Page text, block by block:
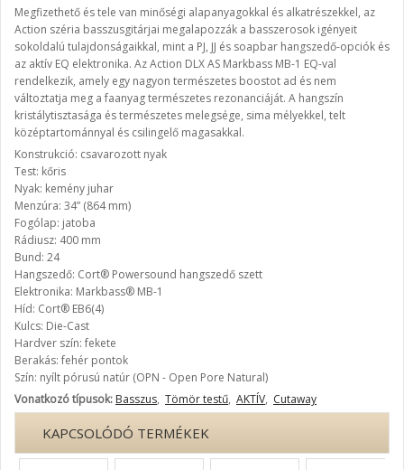
Megfizethető és tele van minőségi alapanyagokkal és alkatrészekkel, az
Action széria basszusgitárjai megalapozzák a basszerosok igényeit
sokoldalú tulajdonságaikkal, mint a PJ, JJ és soapbar hangszedő-opciók és
az aktív EQ elektronika. Az Action DLX AS Markbass MB-1 EQ-val
rendelkezik, amely egy nagyon természetes boostot ad és nem
változtatja meg a faanyag természetes rezonanciáját. A hangszín
kristálytisztasága és természetes melegsége, sima mélyekkel, telt
középtartománnyal és csilingelő magasakkal.
Konstrukció: csavarozott nyak
Test: kőris
Nyak: kemény juhar
Menzúra: 34” (864 mm)
Fogólap: jatoba
Rádiusz: 400 mm
Bund: 24
Hangszedő: Cort® Powersound hangszedő szett
Elektronika: Markbass® MB-1
Híd: Cort® EB6(4)
Kulcs: Die-Cast
Hardver szín: fekete
Berakás: fehér pontok
Szín: nyílt pórusú natúr (OPN - Open Pore Natural)
Vonatkozó típusok: Basszus, Tömör testű, AKTÍV, Cutaway
KAPCSOLÓDÓ TERMÉKEK